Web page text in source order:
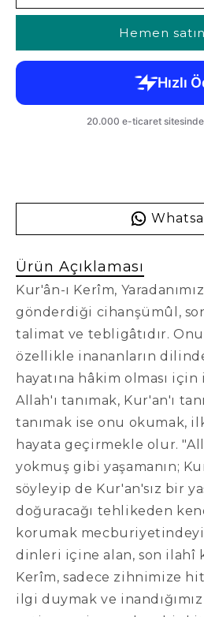
Hemen
Ürün Açıklaması
Kur'ân-ı Kerîm,
gönderdiği cihanşümûl,
talimat ve tebligâtıdır. Onu
özellikle inananların
hayatına hâkim olması
Allah'ı tanımak, Kur'an'ı
tanımak ise onu okumak,
hayata geçirmekle olur.
yokmuş gibi yaşamanın;
söyleyip de Kur'an'sız bir
doğuracağı tehlikeden
korumak
dinleri içine alan, son ilahî
Kerîm, sadece zihnimize
ilgi duymak ve